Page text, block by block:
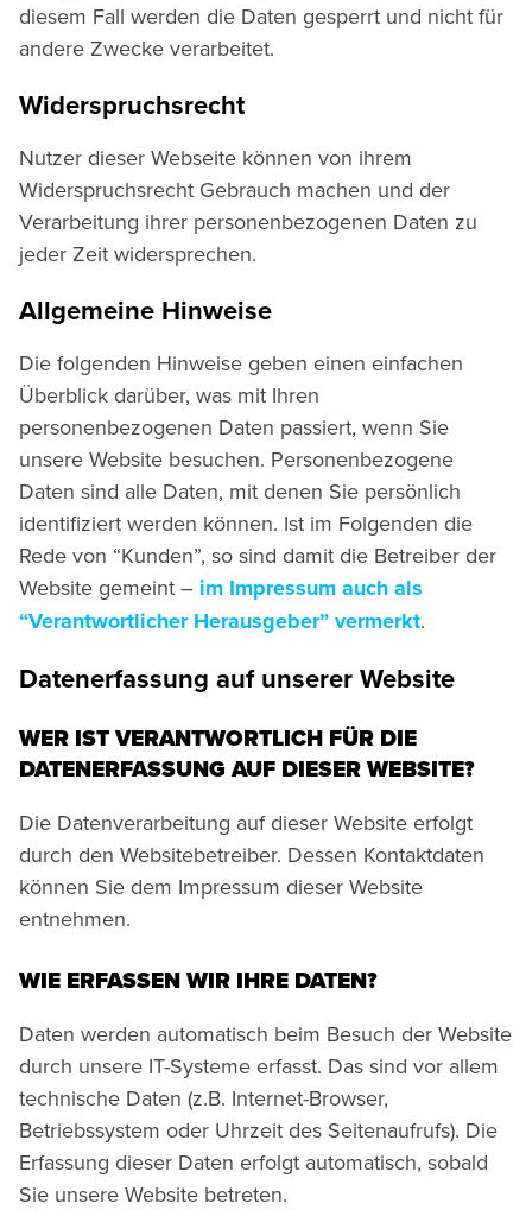
diesem Fall werden die Daten gesperrt und nicht für
andere Zwecke verarbeitet.
Widerspruchsrecht
Nutzer dieser Webseite können von ihrem
Widerspruchsrecht Gebrauch machen und der
Verarbeitung ihrer personenbezogenen Daten zu
jeder Zeit widersprechen.
Allgemeine Hinweise
Die folgenden Hinweise geben einen einfachen
Überblick darüber, was mit Ihren
personenbezogenen Daten passiert, wenn Sie
unsere Website besuchen. Personenbezogene
Daten sind alle Daten, mit denen Sie persönlich
identifiziert werden können. Ist im Folgenden die
Rede von “Kunden”, so sind damit die Betreiber der
Website gemeint – im Impressum auch als
“Verantwortlicher Herausgeber” vermerkt.
Datenerfassung auf unserer Website
WER IST VERANTWORTLICH FÜR DIE
DATENERFASSUNG AUF DIESER WEBSITE?
Die Datenverarbeitung auf dieser Website erfolgt
durch den Websitebetreiber. Dessen Kontaktdaten
können Sie dem Impressum dieser Website
entnehmen.
WIE ERFASSEN WIR IHRE DATEN?
Daten werden automatisch beim Besuch der Website
durch unsere IT-Systeme erfasst. Das sind vor allem
technische Daten (z.B. Internet-Browser,
Betriebssystem oder Uhrzeit des Seitenaufrufs). Die
Erfassung dieser Daten erfolgt automatisch, sobald
Sie unsere Website betreten.